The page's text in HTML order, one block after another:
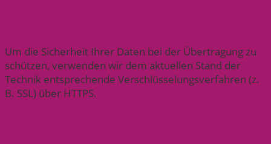
Um die Sicherheit Ihrer Daten bei der Übertragung zu
schützen, verwenden wir dem aktuellen Stand der
Technik entsprechende Verschlüsselungsverfahren (z.
B. SSL) über HTTPS.